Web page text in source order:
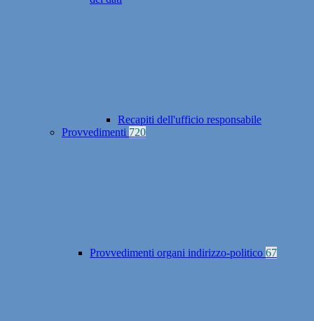
Recapiti dell'ufficio responsabile
Provvedimenti 720
Provvedimenti organi indirizzo-politico 67